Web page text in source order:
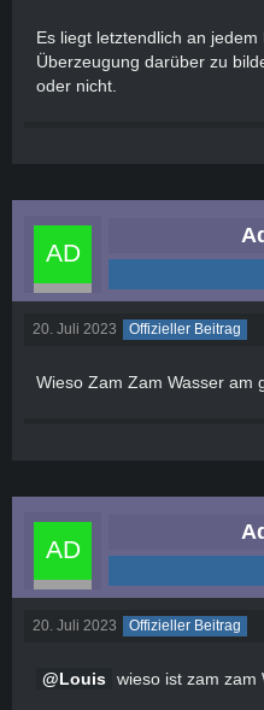
Es liegt letztendlich an
Überzeugung darüber zu
oder nicht.
20. Juli 2023 Offizieller Beitrag
Wieso Zam Zam Wasser am
20. Juli 2023 Offizieller Beitrag
Louis wieso ist zam zam